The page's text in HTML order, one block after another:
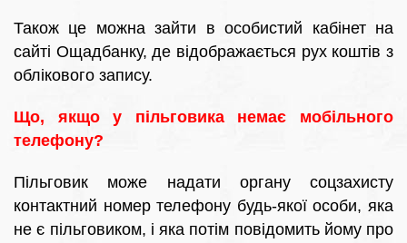
Також це можна зайти в особистий кабінет на
сайті Ощадбанку, де відображається рух коштів з
облікового запису.
Що, якщо у пільговика немає мобільного
телефону?
Пільговик може надати органу соцзахисту
контактний номер телефону будь-якої особи, яка
не є пільговиком, і яка потім повідомить йому про